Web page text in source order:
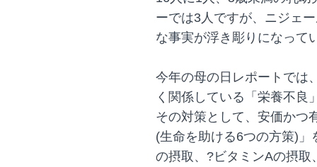
ーでは3人ですが、ニジェ
な事実が浮き彫りになって
今年の母の日レポートでは
く関係している「栄養不良
その対策として、安価かつ
(生命を助ける6つの方策)
の摂取、?ビタミンAの摂